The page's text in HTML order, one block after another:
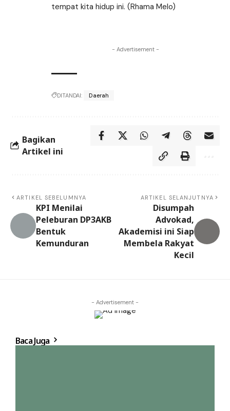
tempat kita hidup ini. (Rhama Melo)
- Advertisement -
DITANDAI: Daerah
Bagikan
Artikel ini
ARTIKEL SEBELUMNYA
KPI Menilai
Peleburan DP3AKB
Bentuk
Kemunduran
ARTIKEL SELANJUTNYA
Disumpah
Advokad,
Akademisi ini Siap
Membela Rakyat
Kecil
- Advertisement -
Baca Juga